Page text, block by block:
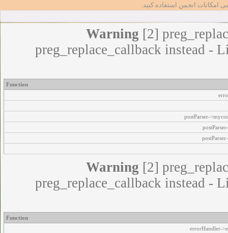
امکانات انجمن استفاده کنید.
Warning [2]
preg_replace_callback instead -
Function
postParser-
Warning [2]
preg_replace_callback instead -
Function
errorHandler-